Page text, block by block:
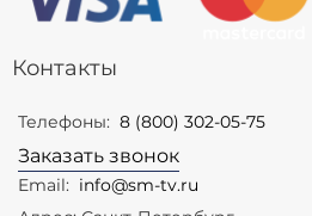
Контакты
Телефоны: 8 (800) 302-05-75
Заказать звонок
Email: info@sm-tv.ru